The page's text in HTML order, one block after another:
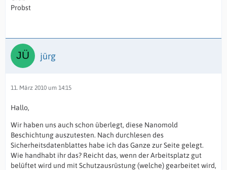
Probst
jürg
11. März 2010 um 14:15
Hallo,
Wir haben uns auch schon überlegt, diese Nanomold
Beschichtung auszutesten. Nach durchlesen des
Sicherheitsdatenblattes habe ich das Ganze zur Seite gelegt.
Wie handhabt ihr das? Reicht das, wenn der Arbeitsplatz gut
belüftet wird und mit Schutzausrüstung (welche) gearbeitet wird,